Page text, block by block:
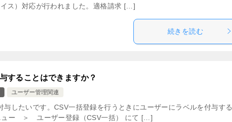
ス）対応が行われました。適格請求 […]
続きを読む
することはできますか？
ユーザー管理関連
したいです。CSV一括登録を行うときにユーザーにラベルを付与する
ュー ＞ ユーザー登録（CSV一括） にて […]